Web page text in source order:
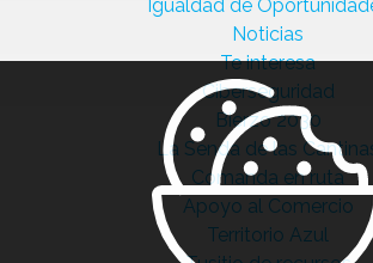
Igualdad de
Noticias
Te interesa
Ciberseguridad
Bierzo 2030
La Senda de las
Comanda en ruta
Apoyo al Comercio
Territorio Azul